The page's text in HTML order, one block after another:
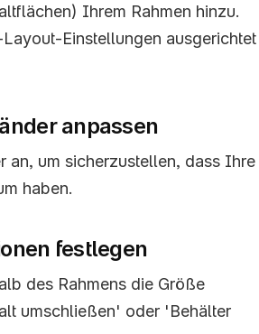
Ihrem Rahmen hinzu.
Einstellungen ausgerichtet
anpassen
an, um sicherzustellen, dass Ihre
haben.
festlegen
des Rahmens die Größe
umschließen' oder 'Behälter